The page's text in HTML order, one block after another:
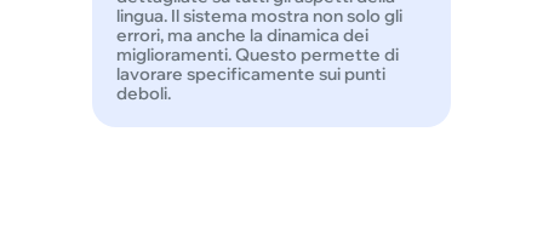
lingua. Il sistema mostra non solo gli
errori, ma anche la dinamica dei
miglioramenti. Questo permette di
lavorare specificamente sui punti
deboli.